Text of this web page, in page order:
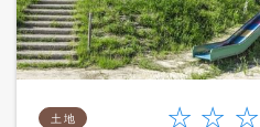
土 地